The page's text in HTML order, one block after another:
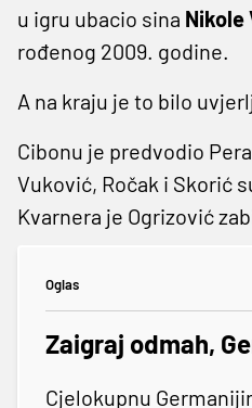
u igru ubacio sina Nikole
rođenog 2009. godine.
A na kraju je to bilo
Cibonu je predvodio
Vuković, Ročak i Skorić
Kvarnera je Ogrizović
Oglas
Zaigraj odmah,
Cjelokupnu